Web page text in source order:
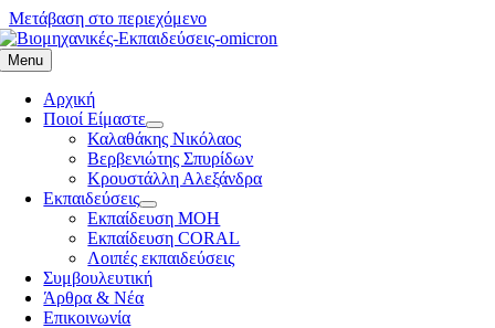
Μετάβαση στο περιεχόμενο
Menu
Αρχική
Ποιοί Είμαστε
Καλαθάκης Νικόλαος
Βερβενιώτης Σπυρίδων
Κρουστάλλη Αλεξάνδρα
Εκπαιδεύσεις
Εκπαίδευση ΜΟΗ
Εκπαίδευση CORAL
Λοιπές εκπαιδεύσεις
Συμβουλευτική
Άρθρα & Νέα
Επικοινωνία